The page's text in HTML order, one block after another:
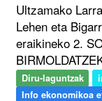
Ultzamako
Lehen eta
eraikineko 2.
Diru-laguntzak
Info ekonomikoa